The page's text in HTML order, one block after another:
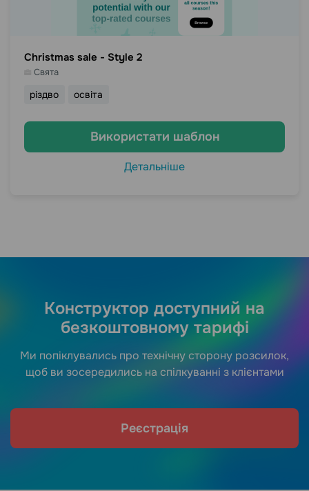
Christmas sale - Style 2
Свята
різдво освіта
Використати шаблон
Детальніше
Конструктор доступний на
безкоштовному тарифі
Ми попіклувались про технічну сторону розсилок,
щоб ви зосередились на спілкуванні з клієнтами
Реєстрація